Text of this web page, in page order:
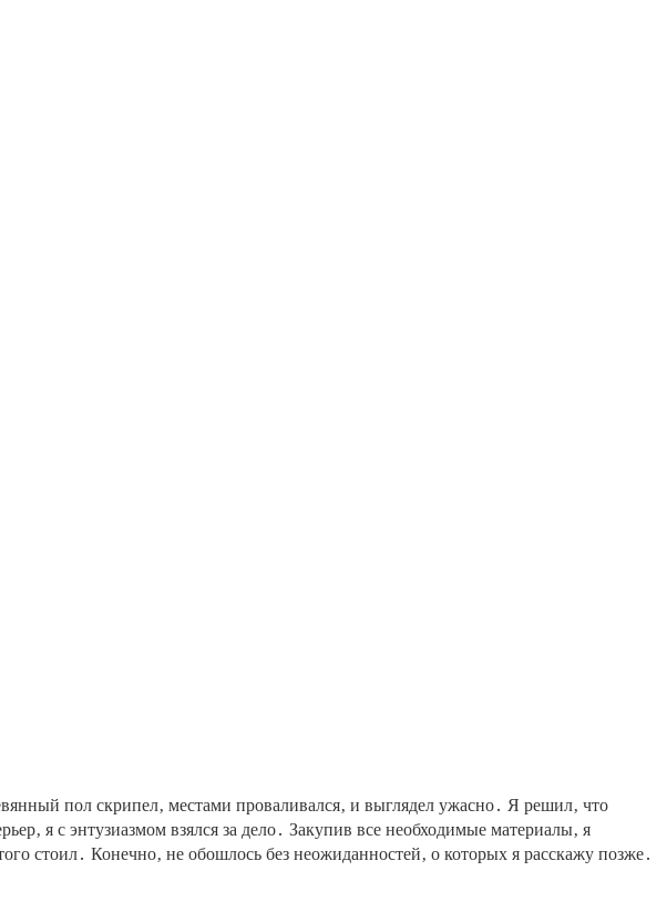
пол скрипел‚ местами проваливался‚ и выглядел ужасно․ Я решил‚ что
я с энтузиазмом взялся за дело․ Закупив все необходимые материалы‚ я
стоил․ Конечно‚ не обошлось без неожиданностей‚ о которых я расскажу позже․